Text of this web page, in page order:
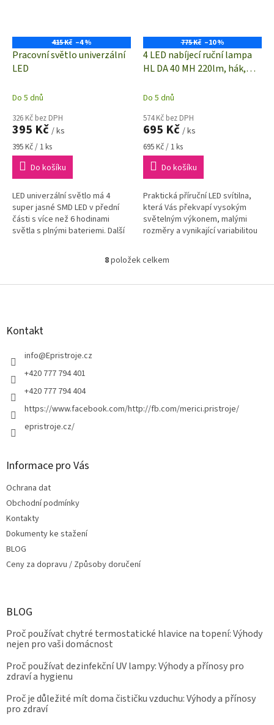
415 Kč –4 %
Pracovní světlo univerzální
LED
Do 5 dnů
326 Kč bez DPH
395 Kč / ks
Měrná
cena:
395 Kč / 1 ks
Do košíku
LED univerzální světlo má 4
super jasné SMD LED v přední
části s více než 6 hodinami
světla s plnými bateriemi. Další
hlavici svítidla.Díky ohebnému...
775 Kč –10 %
4 LED nabíjecí ruční lampa
HL DA 40 MH 220lm, hák,
1176440
Do 5 dnů
574 Kč bez DPH
695 Kč / ks
Měrná
cena:
695 Kč / 1 ks
Do košíku
Praktická příruční LED svítilna,
která Vás překvapí vysokým
světelným výkonem, malými
rozměry a vynikající variabilitou
O
l
y
v
8položek celkem
Z
Kontakt
info@Epristroje.cz
+420 777 794 401
+420 777 794 404
https://www.facebook.com/http://fb.com/merici.pristroje/
epristroje.cz/
Informace pro Vás
Ochrana dat
Obchodní podmínky
Kontakty
Dokumenty ke stažení
BLOG
Ceny za dopravu / Způsoby doručení
BLOG
Proč používat chytré termostatické hlavice na topení: Výhody
nejen pro vaši domácnost
Proč používat dezinfekční UV lampy: Výhody a přínosy pro
zdraví a hygienu
Proč je důležité mít doma čističku vzduchu: Výhody a přínosy
pro zdraví